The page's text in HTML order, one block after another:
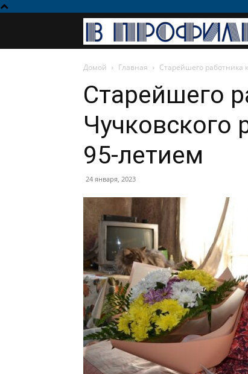
Домой Главная Старейшего работника
Старейшего
Чучковского
95-летием
24 января, 2023